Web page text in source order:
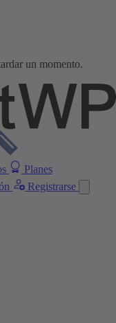
un momento.
Planes
Registrarse